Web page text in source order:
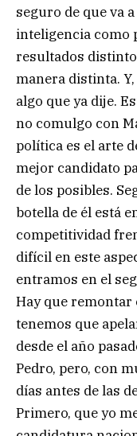
seguro de que va
inteligencia como
resultados
manera distinta.
algo que ya dije.
no comulgo con
política es el arte
mejor candidato
de los posibles.
botella de él está
competitividad
difícil en este
entramos en el
Hay que remontar
tenemos que
desde el año
Pedro, pero, con
días antes de las
Primero, que yo